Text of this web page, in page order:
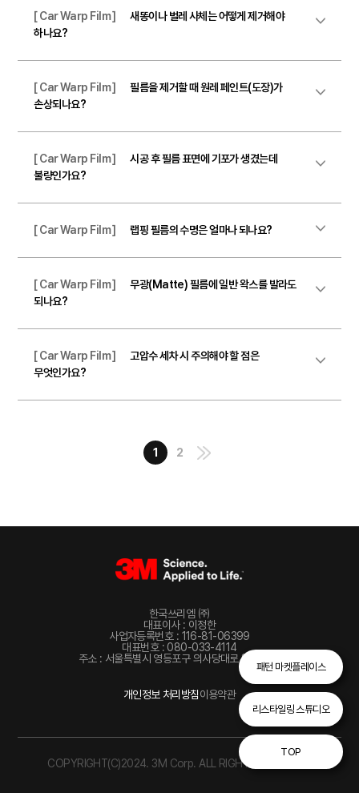
패턴 마켓플레이스
리스타일링 스튜디오
TOP
[ Car Warp Film ]
새똥이나 벌레 사체는 어떻게 제거해야
하나요?
[ Car Warp Film ]
필름을 제거할 때 원레 페인트(도장)가
손상되나요?
[ Car Warp Film ]
시공 후 필름 표면에 기포가 생겼는데
불량인가요?
[ Car Warp Film ] 랩핑 필름의 수명은 얼마나 되나요?
[ Car Warp Film ]
무광(Matte) 필름에 일반 왁스를 발라도
되나요?
[ Car Warp Film ]
고압수 세차 시 주의해야 할 점은
무엇인가요?
1 2
한국쓰리엠 ㈜
대표이사 : 이정한
사업자등록번호 : 116-81-06399
대표번호 : 080-033-4114
주소 : 서울특별시 영등포구 의사당대로 82, 22층
개인정보 처리방침이용약관
COPYRIGHT(C)2024. 3M Corp. ALL RIGHTS RESERVED